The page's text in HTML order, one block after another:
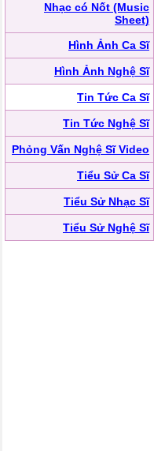
Nhạc có Nốt (Music
Sheet)
Hình Ảnh Ca Sĩ
Hình Ảnh Nghệ Sĩ
Tin Tức Ca Sĩ
Tin Tức Nghệ Sĩ
Phỏng Vấn Nghệ Sĩ Video
Tiểu Sử Ca Sĩ
Tiểu Sử Nhạc Sĩ
Tiểu Sử Nghệ Sĩ